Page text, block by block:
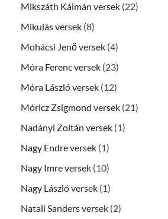
Mikszáth Kálmán versek (22)
Mikulás versek (8)
Mohácsi Jenő versek (4)
Móra Ferenc versek (23)
Móra László versek (12)
Móricz Zsigmond versek (21)
Nadányi Zoltán versek (1)
Nagy Endre versek (1)
Nagy Imre versek (10)
Nagy László versek (1)
Natali Sanders versek (2)